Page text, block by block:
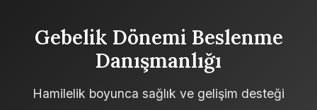
Gebelik Dönemi Beslenme
Danışmanlığı
Hamilelik boyunca sağlık ve gelişim desteği